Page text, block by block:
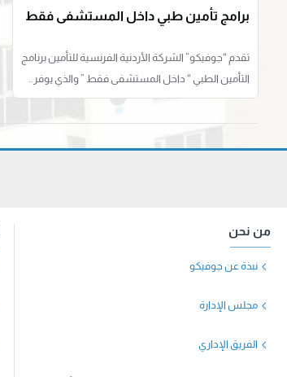
برامج تأمين طبي داخل المستشفى فقط
تقدم “جوفيكو” الشركة الأردنية الفرنسية للتأمين برنامج
التأمين الطبي “ داخل المستشفى فقط ” والذي يوفر..
من نحن
نبذة عن جوفيكو
مجلس الإدارة
الفريق الإداري